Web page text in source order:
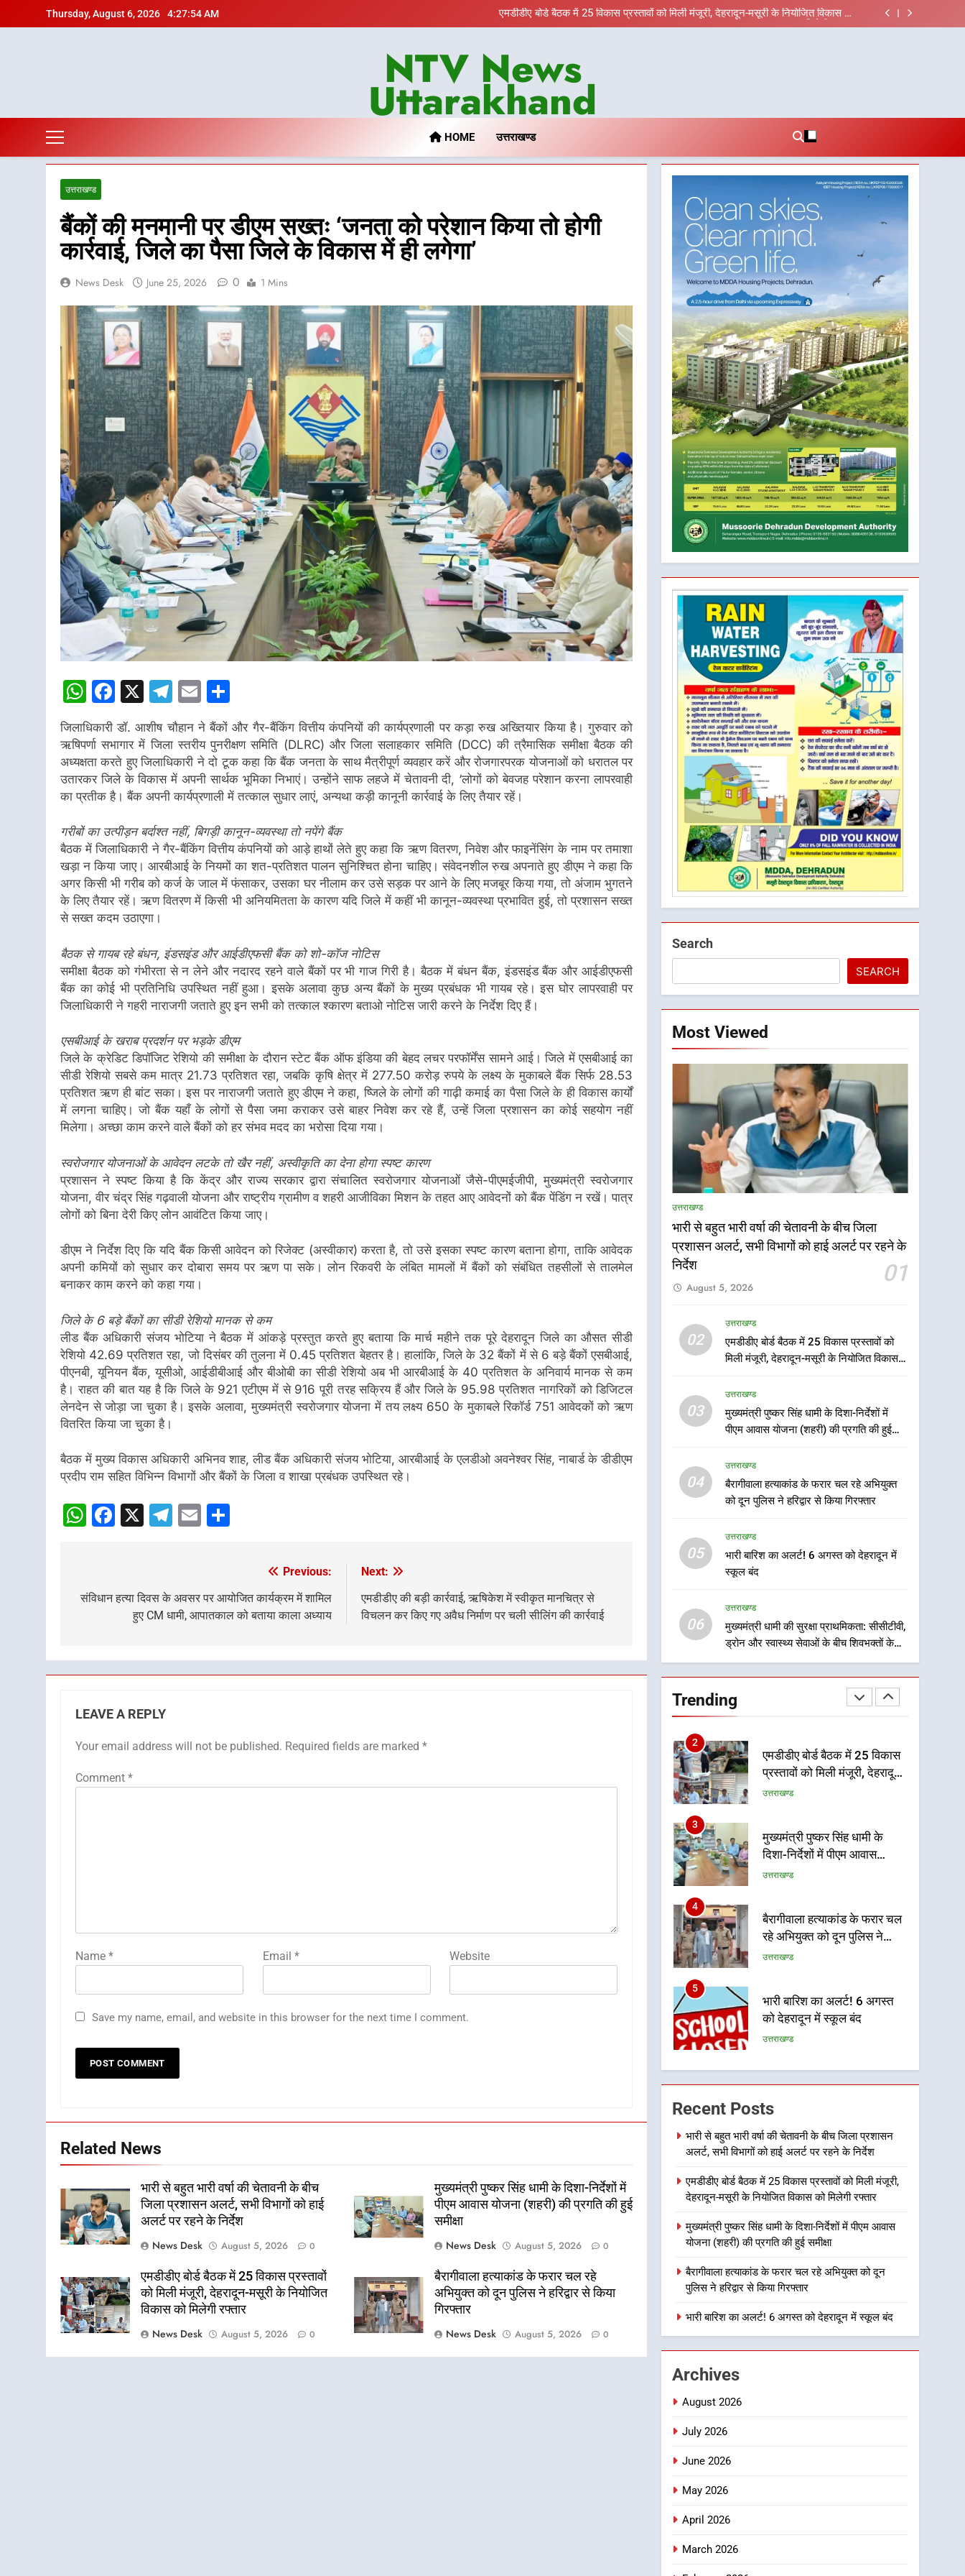
to
Thursday, August 6, 2026 4:27:55 AM
के निर्देश
एमडीडीए बोर्ड बैठक में 25 विकास प्रस्तावों को मिली मंजूरी, देहरादून-मसूरी के नियोजित विकास को
मिलेगी रफ्तार
मुख्यमंत्री पुष्कर सिंह धामी के दिशा-निर्देशों में पीएम आवास योजना (शहरी) की प्रगति की हुई समीक्षा
भारी से बहुत भारी वर्षा की चेतावनी के बीच जिला प्रशासन अलर्ट, सभी विभागों को हाई अलर्ट पर रहने
एमडीडीए बोर्ड बैठक में 25 विकास प्रस्तावों को मिली मंजूरी, देहरादून-मसूरी के नियोजित विकास को
मुख्यमंत्री पुष्कर सिंह धामी के दिशा-निर्देशों में पीएम आवास योजना (शहरी) की प्रगति की हुई समीक्षा
NTV News
Uttarakhand
HOME उत्तराखण्ड
उत्तराखण्ड
बैंकों की मनमानी पर डीएम सख्तः ‘जनता को परेशान किया तो होगी
कार्रवाई, जिले का पैसा जिले के विकास में ही लगेगा’
News Desk June 25, 2026 0 1 Mins
WhatsApp
Facebook
X Telegram
Email
जिलाधिकारी डॉ. आशीष चौहान ने बैंकों और गैर-बैंकिंग वित्तीय कंपनियों की कार्यप्रणाली पर कड़ा रुख अख्तियार किया है। गुरुवार को
ऋषिपर्णा सभागार में जिला स्तरीय पुनरीक्षण समिति (DLRC) और जिला सलाहकार समिति (DCC) की त्रैमासिक समीक्षा बैठक की
अध्यक्षता करते हुए जिलाधिकारी ने दो टूक कहा कि बैंक जनता के साथ मैत्रीपूर्ण व्यवहार करें और रोजगारपरक योजनाओं को धरातल पर
उतारकर जिले के विकास में अपनी सार्थक भूमिका निभाएं। उन्होंने साफ लहजे में चेतावनी दी, ‘लोगों को बेवजह परेशान करना लापरवाही
का प्रतीक है। बैंक अपनी कार्यप्रणाली में तत्काल सुधार लाएं, अन्यथा कड़ी कानूनी कार्रवाई के लिए तैयार रहें।
गरीबों का उत्पीड़न बर्दाश्त नहीं, बिगड़ी कानून-व्यवस्था तो नपेंगे बैंक
बैठक में जिलाधिकारी ने गैर-बैंकिंग वित्तीय कंपनियों को आड़े हाथों लेते हुए कहा कि ऋण वितरण, निवेश और फाइनेंसिंग के नाम पर तमाशा
खड़ा न किया जाए। आरबीआई के नियमों का शत-प्रतिशत पालन सुनिश्चित होना चाहिए। संवेदनशील रुख अपनाते हुए डीएम ने कहा कि
अगर किसी भी गरीब को कर्ज के जाल में फंसाकर, उसका घर नीलाम कर उसे सड़क पर आने के लिए मजबूर किया गया, तो अंजाम भुगतने
के लिए तैयार रहें। ऋण वितरण में किसी भी अनियमितता के कारण यदि जिले में कहीं भी कानून-व्यवस्था प्रभावित हुई, तो प्रशासन सख्त
से सख्त कदम उठाएगा।
बैठक से गायब रहे बंधन, इंडसइंड और आईडीएफसी बैंक को शो-कॉज नोटिस
समीक्षा बैठक को गंभीरता से न लेने और नदारद रहने वाले बैंकों पर भी गाज गिरी है। बैठक में बंधन बैंक, इंडसइंड बैंक और आईडीएफसी
बैंक का कोई भी प्रतिनिधि उपस्थित नहीं हुआ। इसके अलावा कुछ अन्य बैंकों के मुख्य प्रबंधक भी गायब रहे। इस घोर लापरवाही पर
जिलाधिकारी ने गहरी नाराजगी जताते हुए इन सभी को तत्काल श्कारण बताओ नोटिस जारी करने के निर्देश दिए हैं।
एसबीआई के खराब प्रदर्शन पर भड़के डीएम
जिले के क्रेडिट डिपॉजिट रेशियो की समीक्षा के दौरान स्टेट बैंक ऑफ इंडिया की बेहद लचर परफॉर्मेंस सामने आई। जिले में एसबीआई का
सीडी रेशियो सबसे कम मात्र 21.73 प्रतिशत रहा, जबकि कृषि क्षेत्र में 277.50 करोड़ रुपये के लक्ष्य के मुकाबले बैंक सिर्फ 28.53
प्रतिशत ऋण ही बांट सका। इस पर नाराजगी जताते हुए डीएम ने कहा, ष्जिले के लोगों की गाढ़ी कमाई का पैसा जिले के ही विकास कार्यों
में लगना चाहिए। जो बैंक यहाँ के लोगों से पैसा जमा कराकर उसे बाहर निवेश कर रहे हैं, उन्हें जिला प्रशासन का कोई सहयोग नहीं
मिलेगा। अच्छा काम करने वाले बैंकों को हर संभव मदद का भरोसा दिया गया।
स्वरोजगार योजनाओं के आवेदन लटके तो खैर नहीं, अस्वीकृति का देना होगा स्पष्ट कारण
प्रशासन ने स्पष्ट किया है कि केंद्र और राज्य सरकार द्वारा संचालित स्वरोजगार योजनाओं जैसे-पीएमईजीपी, मुख्यमंत्री स्वरोजगार
योजना, वीर चंद्र सिंह गढ़वाली योजना और राष्ट्रीय ग्रामीण व शहरी आजीविका मिशन के तहत आए आवेदनों को बैंक पेंडिंग न रखें। पात्र
लोगों को बिना देरी किए लोन आवंटित किया जाए।
डीएम ने निर्देश दिए कि यदि बैंक किसी आवेदन को रिजेक्ट (अस्वीकार) करता है, तो उसे इसका स्पष्ट कारण बताना होगा, ताकि आवेदक
अपनी कमियों को सुधार कर दोबारा समय पर ऋण पा सके। लोन रिकवरी के लंबित मामलों में बैंकों को संबंधित तहसीलों से तालमेल
बनाकर काम करने को कहा गया।
जिले के 6 बड़े बैंकों का सीडी रेशियो मानक से कम
लीड बैंक अधिकारी संजय भोटिया ने बैठक में आंकड़े प्रस्तुत करते हुए बताया कि मार्च महीने तक पूरे देहरादून जिले का औसत सीडी
रेशियो 42.69 प्रतिशत रहा, जो दिसंबर की तुलना में 0.45 प्रतिशत बेहतर है। हालांकि, जिले के 32 बैंकों में से 6 बड़े बैंकों एसबीआई,
पीएनबी, यूनियन बैंक, यूसीओ, आईडीबीआई और बीओबी का सीडी रेशियो अब भी आरबीआई के 40 प्रतिशत के अनिवार्य मानक से कम
है। राहत की बात यह है कि जिले के 921 एटीएम में से 916 पूरी तरह सक्रिय हैं और जिले के 95.98 प्रतिशत नागरिकों को डिजिटल
लेनदेन से जोड़ा जा चुका है। इसके अलावा, मुख्यमंत्री स्वरोजगार योजना में तय लक्ष्य 650 के मुकाबले रिकॉर्ड 751 आवेदकों को ऋण
वितरित किया जा चुका है।
बैठक में मुख्य विकास अधिकारी अभिनव शाह, लीड बैंक अधिकारी संजय भोटिया, आरबीआई के एलडीओ अवनेश्वर सिंह, नाबार्ड के डीडीएम
प्रदीप राम सहित विभिन्न विभागों और बैंकों के जिला व शाखा प्रबंधक उपस्थित रहे।
WhatsApp
Facebook
X Telegram
Email
navigation
Previous:
संविधान हत्या दिवस के अवसर पर आयोजित कार्यक्रम में शामिल
हुए CM धामी, आपातकाल को बताया काला अध्याय
Next:
एमडीडीए की बड़ी कार्रवाई, ऋषिकेश में स्वीकृत मानचित्र से
विचलन कर किए गए अवैध निर्माण पर चली सीलिंग की कार्रवाई
LEAVE A REPLY
Your email address will not be published. Required fields are marked *
Comment *
Name * Email * Website
Save my name, email, and website in this browser for the next time I comment.
Related News
भारी से बहुत भारी वर्षा की चेतावनी के बीच
जिला प्रशासन अलर्ट, सभी विभागों को हाई
अलर्ट पर रहने के निर्देश
News Desk
August 5, 2026 0
मुख्यमंत्री पुष्कर सिंह धामी के दिशा-निर्देशों में
पीएम आवास योजना (शहरी) की प्रगति की हुई
समीक्षा
News Desk
August 5, 2026 0
एमडीडीए बोर्ड बैठक में 25 विकास प्रस्तावों
को मिली मंजूरी, देहरादून-मसूरी के नियोजित
विकास को मिलेगी रफ्तार
News Desk
August 5, 2026 0
बैरागीवाला हत्याकांड के फरार चल रहे
अभियुक्त को दून पुलिस ने हरिद्वार से किया
गिरफ्तार
News Desk
August 5, 2026 0
Search
SEARCH
Most Viewed
उत्तराखण्ड
भारी से बहुत भारी वर्षा की चेतावनी के बीच जिला
प्रशासन अलर्ट, सभी विभागों को हाई अलर्ट पर रहने के
निर्देश
01
August 5, 2026
02
उत्तराखण्ड
एमडीडीए बोर्ड बैठक में 25 विकास प्रस्तावों को
मिली मंजूरी, देहरादून-मसूरी के नियोजित विकास
03
उत्तराखण्ड
मुख्यमंत्री पुष्कर सिंह धामी के दिशा-निर्देशों में
पीएम आवास योजना (शहरी) की प्रगति की हुई
04
उत्तराखण्ड
बैरागीवाला हत्याकांड के फरार चल रहे अभियुक्त
को दून पुलिस ने हरिद्वार से किया गिरफ्तार
05
उत्तराखण्ड
भारी बारिश का अलर्ट! 6 अगस्त को देहरादून में
स्कूल बंद
06
उत्तराखण्ड
मुख्यमंत्री धामी की सुरक्षा प्राथमिकता: सीसीटीवी,
ड्रोन और स्वास्थ्य सेवाओं के बीच शिवभक्तों के
Trending
5
भारी बारिश का अलर्ट! 6 अगस्त
को देहरादून में स्कूल बंद
6
मुख्यमंत्री धामी की सुरक्षा
के लिए बनाया सुरक्षित कांवड़ मार्ग
7
एसआईआर प्रक्रिया की निगरानी
माह होगी प्रगति समीक्षा
उत्तराखण्ड
1
भारी से बहुत भारी वर्षा की चेतावनी
के बीच जिला प्रशासन अलर्ट, सभी
विभागों को हाई अलर्ट पर रहने के
2
एमडीडीए बोर्ड बैठक में 25 विकास
प्रस्तावों को मिली मंजूरी, देहरादून-
मसूरी के नियोजित विकास को
उत्तराखण्ड
3
मुख्यमंत्री पुष्कर सिंह धामी के
दिशा-निर्देशों में पीएम आवास
योजना (शहरी) की प्रगति की हुई
उत्तराखण्ड
4
बैरागीवाला हत्याकांड के फरार चल
रहे अभियुक्त को दून पुलिस ने
हरिद्वार से किया गिरफ्तार
उत्तराखण्ड
5
भारी बारिश का अलर्ट! 6 अगस्त
को देहरादून में स्कूल बंद
उत्तराखण्ड
6
मुख्यमंत्री धामी की सुरक्षा
प्राथमिकता: सीसीटीवी, ड्रोन और
स्वास्थ्य सेवाओं के बीच शिवभक्तों
के लिए बनाया सुरक्षित कांवड़ मार्ग
7
के लिए प्रदेश कांग्रेस मुख्यालय में
कंट्रोल रूम का शुभारंभ
उत्तराखण्ड
8
सड़क सुरक्षा पर डीएम का सख्त
एक्शन, ब्लैक स्पॉट होंगे सुरक्षित, हर
माह होगी प्रगति समीक्षा
उत्तराखण्ड
1
2
Recent Posts
भारी से बहुत भारी वर्षा की चेतावनी के बीच जिला प्रशासन
अलर्ट, सभी विभागों को हाई अलर्ट पर रहने के निर्देश
एमडीडीए बोर्ड बैठक में 25 विकास प्रस्तावों को मिली मंजूरी,
देहरादून-मसूरी के नियोजित विकास को मिलेगी रफ्तार
मुख्यमंत्री पुष्कर सिंह धामी के दिशा-निर्देशों में पीएम आवास
योजना (शहरी) की प्रगति की हुई समीक्षा
बैरागीवाला हत्याकांड के फरार चल रहे अभियुक्त को दून
पुलिस ने हरिद्वार से किया गिरफ्तार
भारी बारिश का अलर्ट! 6 अगस्त को देहरादून में स्कूल बंद
Archives
August 2026
July 2026
June 2026
May 2026
April 2026
March 2026